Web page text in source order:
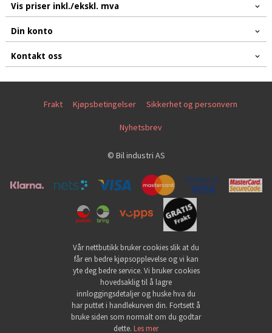
Vis priser inkl./ekskl. mva
Din konto
Kontakt oss
Frakt Kjøpsbetingelser Sikkerhet og personvern
Nyhetsbrev
© Bil industri AS
Vår nettbutikk bruker cookies slik at du
får en bedre kjøpsopplevelse og vi kan
yte deg bedre service. Vi bruker cookies
hovedsaklig til å lagre
innloggingsdetaljer og huske hva du
har puttet i handlekurven din. Fortsett å
bruke siden som normalt om du godtar
dette. Les mer